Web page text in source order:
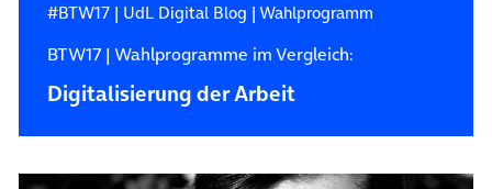
#BTW17| UdL Digital Blog |Wahlprogramm
BTW17 | Wahlprogramme im Vergleich:
Digitalisierung der Arbeit